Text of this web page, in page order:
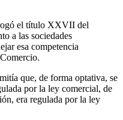
el título XXVII del
a las sociedades
esa competencia
que, de forma optativa, se
por la ley comercial, de
era regulada por la ley